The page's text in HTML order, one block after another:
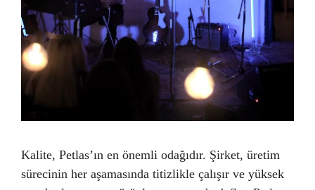
Kalite, Petlas’ın en önemli odağıdır. Şirket, üretim
sürecinin her aşamasında titizlikle çalışır ve yüksek